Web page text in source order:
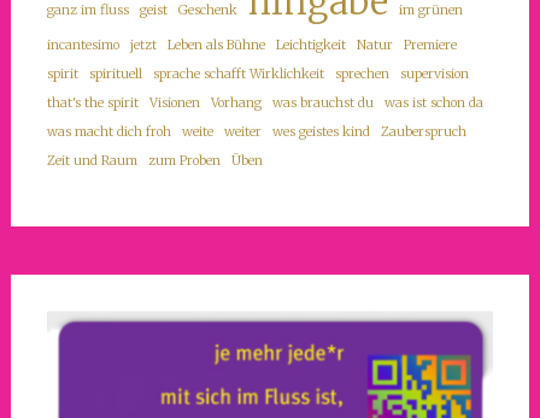
ganz im fluss geist Geschenk im grünen
incantesimo jetzt Leben als Bühne Leichtigkeit Natur
Premiere
spirit
spirituell sprache schafft Wirklichkeit sprechen
supervision
that's the spirit
Visionen Vorhang was brauchst du
was ist schon da
was macht dich froh
weite weiter wes geistes kind
Zauberspruch
Zeit und Raum
zum Proben Üben